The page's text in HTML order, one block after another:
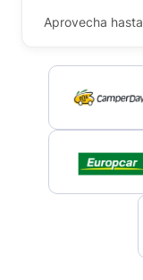
Aprovecha hasta